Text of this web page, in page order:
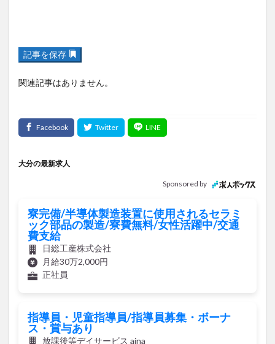
関連記事はありません。
寮完備/半導体製造装置に使用されるセラミ
費支給
日総工産株式会社
月給30万2,000円
正社員
放課後等デイサービス aina
時給1,050円～1,500円